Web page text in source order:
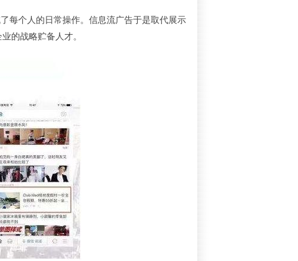
每个人的日常操作。信息流广告于是取代展示
的战略贮备人才。